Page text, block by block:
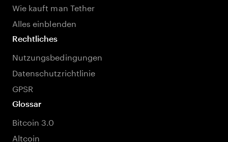
Wie kauft man Tether
Alles einblenden
Rechtliches
Nutzungsbedingungen
Datenschutzrichtlinie
GPSR
Glossar
Bitcoin 3.0
Altcoin